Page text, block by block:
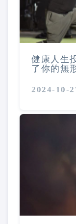
健康人生
了你的無
2024-10-